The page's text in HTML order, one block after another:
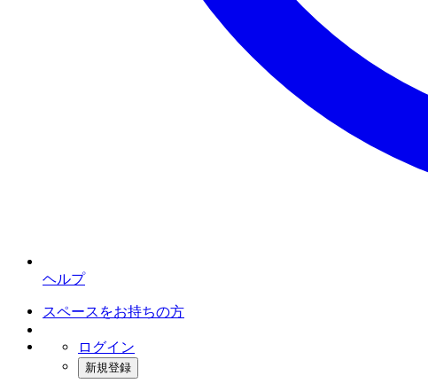
ヘルプ
スペースをお持ちの方
ログイン
新規登録